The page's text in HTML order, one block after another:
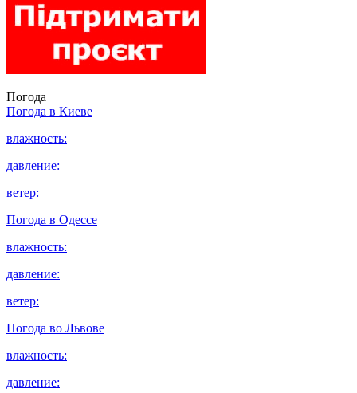
Погода
Погода в Киеве
влажность:
давление:
ветер:
Погода в Одессе
влажность:
давление:
ветер:
Погода во Львове
влажность:
давление: